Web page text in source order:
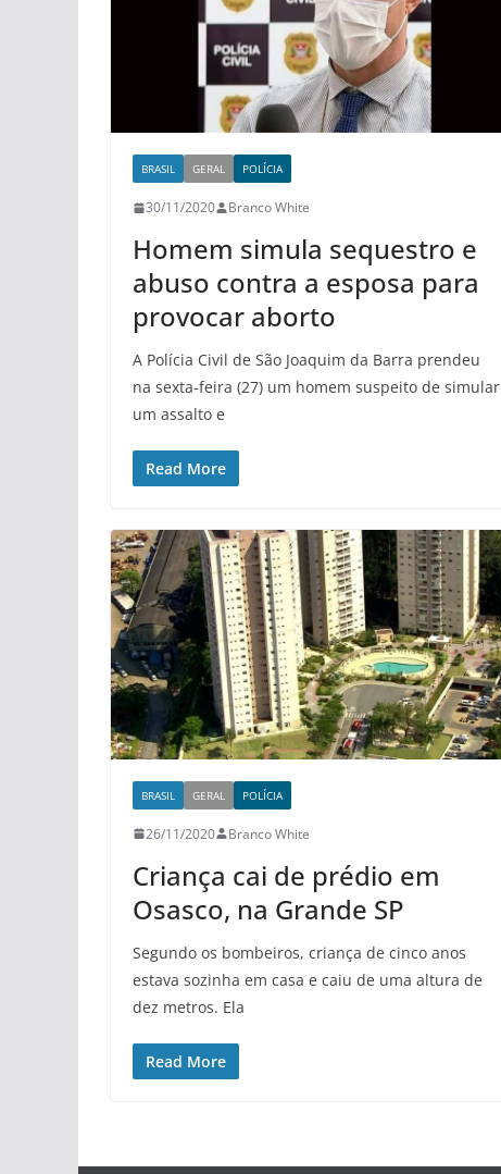
BRASIL GERAL POLÍCIA
30/11/2020 Branco White
Homem simula sequestro e
abuso contra a esposa para
provocar aborto
A Polícia Civil de São Joaquim da Barra prendeu
na sexta-feira (27) um homem suspeito de simular
um assalto e
Read More
BRASIL GERAL POLÍCIA
26/11/2020 Branco White
Criança cai de prédio em
Osasco, na Grande SP
Segundo os bombeiros, criança de cinco anos
estava sozinha em casa e caiu de uma altura de
dez metros. Ela
Read More